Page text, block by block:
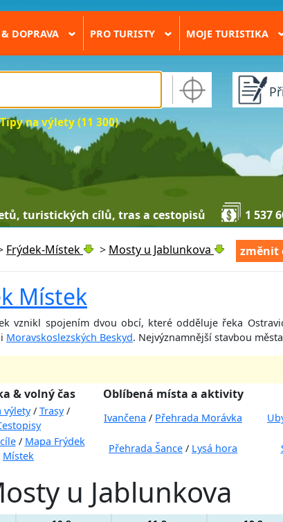
DOPRAVA › PRO TURISTY › MOJE TURISTIKA
Tipy na výlety (11 300)
turistických cílů, tras a cestopisů 1 537
Frýdek-Místek > Mosty u Jablunkova změnit
Místek
vznikl spojením dvou obcí, které odděluje řeka
Moravskoslezských Beskyd. Nejvýznamnější stavbou
& volný čas Oblíbená místa a aktivity
výlety/ Trasy/
Ivančena / Přehrada Morávka
/ Mapa Frýdek
Místek
Přehrada Šance / Lysá hora
u Jablunkova